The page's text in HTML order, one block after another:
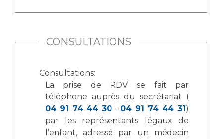
Médecine nucléaire
Maladies rares
Maternité Hôpital Nord
Anatomie et Cytologie Pathologiques
Centres de référence Maladies Rares
Presse / Multimédia
Communiqués de presse
Dossiers de presse
CONSULTATIONS
Consultations:
La prise de RDV se fait par
téléphone auprès du secrétariat (
04 91 74 44 30 - 04 91 74 44 31)
par les représentants légaux de
l’enfant, adressé par un médecin